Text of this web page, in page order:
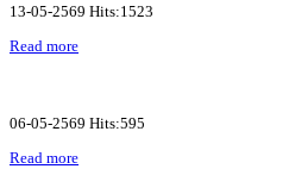
13-05-2569 Hits:1523
Read more
06-05-2569 Hits:595
Read more